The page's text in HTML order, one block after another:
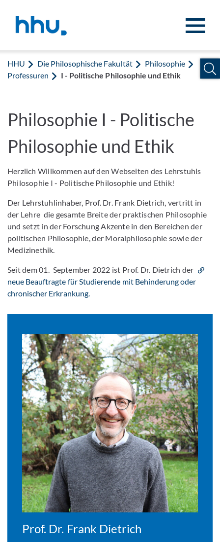
HHU Die Philosophische Fakultät
Philosophie
Professuren
I - Politische Philosophie und Ethik
Philosophie I - Politische
Philosophie und Ethik
Herzlich Willkommen auf den Webseiten des Lehrstuhls
Philosophie I - Politische Philosophie und Ethik!
Der Lehrstuhlinhaber, Prof. Dr. Frank Dietrich, vertritt in
der Lehre die gesamte Breite der praktischen Philosophie
und setzt in der Forschung Akzente in den Bereichen der
politischen Philosophie, der Moralphilosophie sowie der
Medizinethik.
Seit dem 01. September 2022 ist Prof. Dr. Dietrich der
neue Beauftragte für Studierende mit Behinderung oder
chronischer Erkrankung.
Prof. Dr. Frank Dietrich